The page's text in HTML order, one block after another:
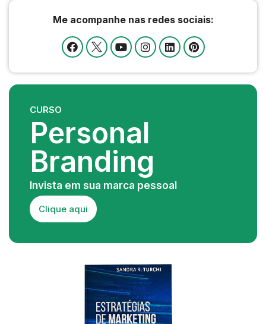
Me acompanhe nas redes sociais:
CURSO
Personal
Branding
Invista em sua marca pessoal
Clique aqui